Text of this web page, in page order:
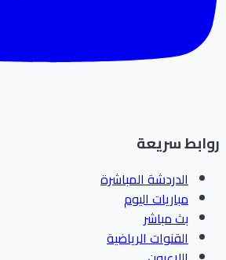
سريعة
الدردشة المباشرة
مباريات اليوم
بث مباشر
القنوات الرياضية